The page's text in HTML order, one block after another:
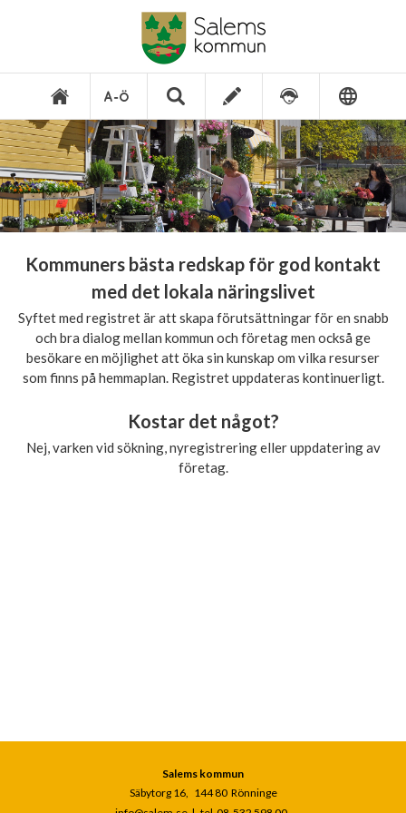
Kommuners bästa redskap för god kontakt
med det lokala näringslivet
Syftet med registret är att skapa förutsättningar för en snabb
och bra dialog mellan kommun och företag men också ge
besökare en möjlighet att öka sin kunskap om vilka resurser
som finns på hemmaplan. Registret uppdateras kontinuerligt.
Kostar det något?
Nej, varken vid sökning, nyregistrering eller uppdatering av
företag.
Salems kommun
Säbytorg 16, 144 80 Rönninge